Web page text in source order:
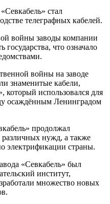
стал
телеграфных кабелей.
войны заводы компании
государства, что означало
войны на заводе
знаменитые кабели,
который использовался для
осаждённым Ленинградом
продолжал
различных нужд, а также
электрификации страны.
«Севкабель» был
институт,
множество новых